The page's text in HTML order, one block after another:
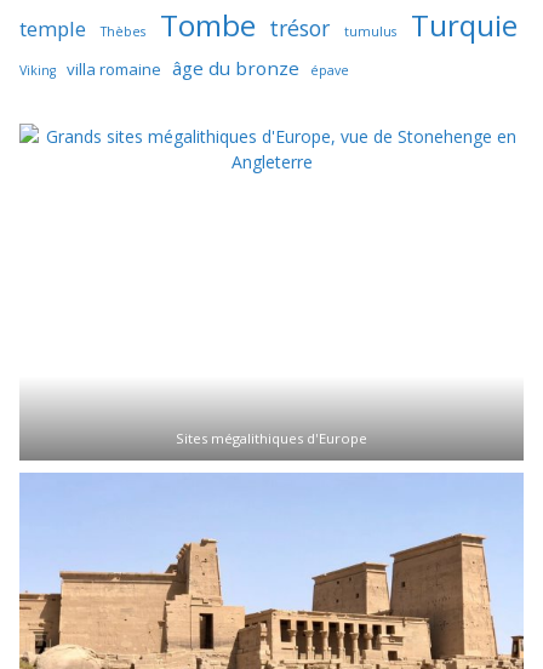
temple Thèbes Tombe trésor tumulus Turquie
Viking villa romaine âge du bronze épave
Sites mégalithiques d'Europe